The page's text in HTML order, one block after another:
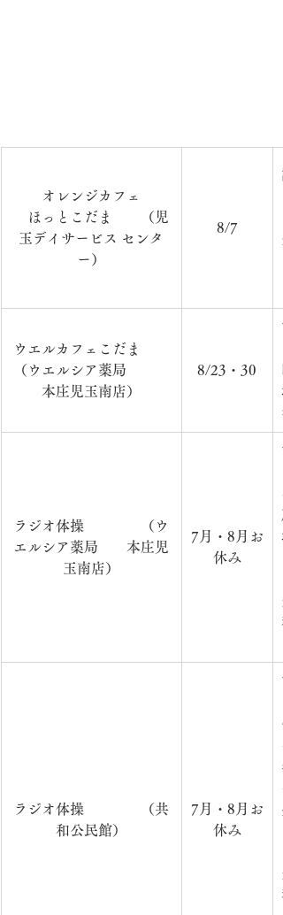
オレンジカフェ
ほっとこだま　　（児
玉デイサービス センタ
ー）
8/7
ウエルカフェこだま
（ウエルシア薬局
本庄児玉南店）
8/23・30
ラジオ体操　　　　（ウ
エルシア薬局　　本庄児
玉南店）
7 月・8月お
休み
ラジオ体操　　　　（共
和公民館）
7 月・8月お
休み